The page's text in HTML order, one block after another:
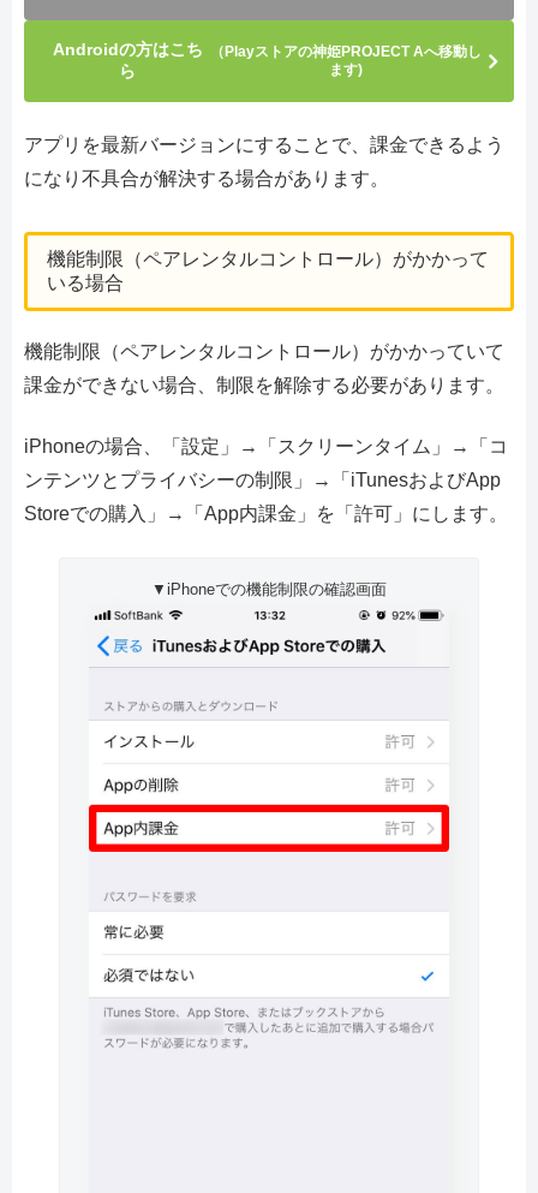
Androidの方はこち
ら
（Playストアの神姫PROJECT Aへ移動し
ます)
アプリを最新バージョンにすることで、課金できるよう
になり不具合が解決する場合があります。
機能制限（ペアレンタルコントロール）がかかって
いる場合
機能制限（ペアレンタルコントロール）がかかっていて
課金ができない場合、制限を解除する必要があります。
iPhoneの場合、「設定」→「スクリーンタイム」→「コ
ンテンツとプライバシーの制限」→「iTunesおよびApp
Storeでの購入」→「App内課金」を「許可」にします。
▼iPhoneでの機能制限の確認画面